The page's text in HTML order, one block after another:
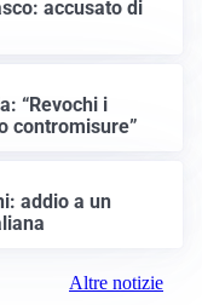
accusato di
“Revochi i
contromisure”
addio a un
Altre notizie